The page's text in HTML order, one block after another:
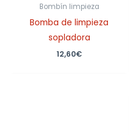
Bombín limpieza
Bomba de limpieza
sopladora
12,60€